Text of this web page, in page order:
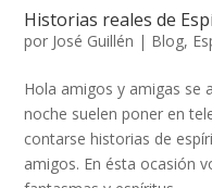
Historias reales de
por José Guillén | Blog,
Hola amigos y amigas se
noche suelen poner en
contarse historias de
amigos. En ésta ocasión